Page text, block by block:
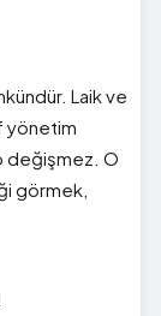
Laik ve
yönetim
değişmez. O
görmek,